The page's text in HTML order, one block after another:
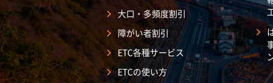
大口・多頻度割引
障がい者割引
ETC各種サービス
ETCの使い方